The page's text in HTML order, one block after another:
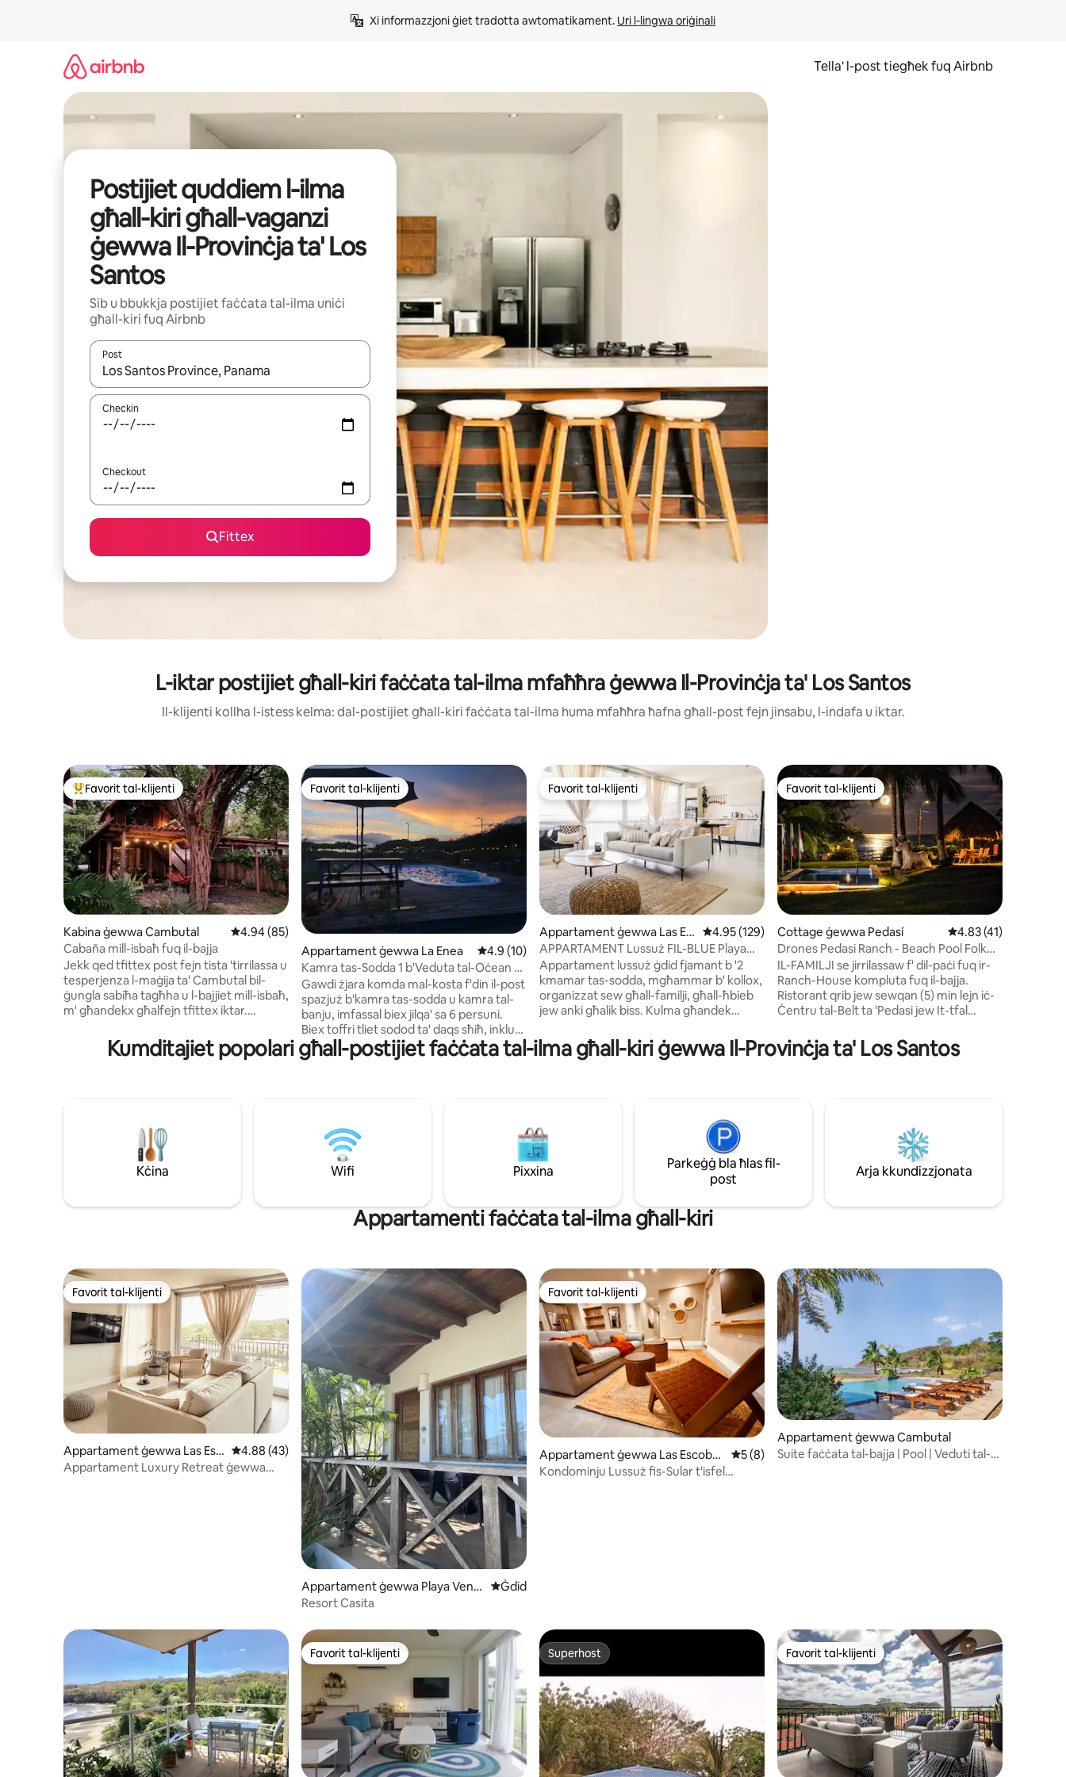
Xi informazzjoni ġiet tradotta awtomatikament. Uri l-lingwa oriġinali
Tella' l-post tiegħek fuq Airbnb
Postijiet quddiem l-ilma
għall-kiri għall-vaganzi
ġewwa Il-Provinċja ta' Los
Santos
Sib u bbukkja postijiet faċċata tal-ilma uniċi
għall-kiri fuq Airbnb
Post
Meta r-riżultati jkunu disponibbli, tista' tmur minn riżultat għall-ieħor bil-buttuni tal-vleġeġ 'il fuq jew 'l isfel jew billi tmiss u tmexxi subgħajk fuq l-iskrin.
Checkin
Checkout
Fittex
L-iktar postijiet għall-kiri faċċata tal-ilma mfaħħra ġewwa Il-Provinċja ta' Los Santos
Il-klijenti kollha l-istess kelma: dal-postijiet għall-kiri faċċata tal-ilma huma mfaħħra ħafna għall-post fejn jinsabu, l-indafa u iktar.
Wieħed mill-aqwa favoriti tal-klijenti
Favorit tal-klijenti
Kabina ġewwa Cambutal Rating medju ta' 4.94 minn 5, skont dan-numru ta' reviews: 85
4.94 (85)
Cabaña mill-isbaħ fuq il-bajja
Jekk qed tfittex post fejn tista 'tirrilassa u
tesperjenza l-maġija ta' Cambutal bil-
ġungla sabiħa tagħha u l-bajjiet mill-isbaħ,
m' għandekx għalfejn tfittex iktar.
mill-aqwa bajjiet għall-għawm madwar,
dan il-kabaña tal-injam rustiku għandu
fl-oċean sħun, jew ipprova attivitajiet
eċċitanti oħra, bħal irkib taż-żwiemel,
hiking, yoga, surfing, għadis u snorkelling.
Favorit tal-klijenti
Favorit tal-klijenti
Appartament ġewwa La Enea Rating medju ta' 4.9 minn 5, skont dan-numru ta' reviews: 10
4.9 (10)
Kamra tas-Sodda 1 b'Veduta tal-Oċean 1
Kamra tal-Banju | 3 Sodod Sħaħ | 6
Postijiet fejn Torqod
Gawdi żjara komda mal-kosta f'din il-post
spazjuż b'kamra tas-sodda u kamra tal-
banju, imfassal biex jilqa' sa 6 persuni.
Biex toffri tliet sodod ta' daqs sħiħ, inkluż
sodda fuq xulxin personalizzata b'żewġ
saqqijiet ta' daqs sħiħ, hija perfetta għall-
dawriet bid-dgħajjes u ħajja trankwilla
ħdejn il-baħar b'kumdità moderna.
Irrilassa mal-familja kollha f' dal-post fejn
toqgħod għall-kwiet.
Favorit tal-klijenti
Favorit tal-klijenti
Appartament ġewwa Las Es
cobas del Venado
Rating medju ta' 4.95 minn 5, skont dan-numru ta' reviews: 129
4.95 (129)
APPARTAMENT Lussuż FIL-BLUE Playa
Venao B-32
Appartament lussuż ġdid fjamant b '2
kmamar tas-sodda, mgħammar b' kollox,
organizzat sew għall-familji, għall-ħbieb
jew anki għalik biss. Kulma għandek
kulma għandek bżonn tagħmel huwa li
ġġib il-ħwejjeġ u l-enerġija tajba miegħek
ħwienet, supermarket, skejjel tas-
surfing, ċentri tal-yoga u l-benesseri,
irkib taż-żwiemel, ATM u stazzjon tal-
petrol.
Favorit tal-klijenti
Favorit tal-klijenti
Cottage ġewwa Pedasí Rating medju ta'
4.83 (41)
Drones Pedasi Ranch - Beach Pool Folk
Fest Fishing
IL-FAMILJI se jirrilassaw f' dil-paċi fuq ir-
Ranch-House kompluta fuq il-bajja.
Ristorant qrib jew sewqan (5) min lejn iċ-
Ċentru tal-Belt ta 'Pedasi jew It-tfal
qrib is-sodda King Size, bit-TV u l-kanal ta
'Disney fil-kamra ewlenija spazjuża. Żewġ
rilassanti tal-Oċean u d-deżert. Staqsina
dwar ġiti lejn Isla Iguana, vjaġġ tas-sajd
jew irkib lura taż-żiemel.
Kumditajiet popolari għall-postijiet faċċata tal-ilma għall-kiri ġewwa Il-Provinċja ta' Los Santos
Kċina Wifi Pixxina
Parkeġġ bla ħlas fil-
post
Arja kkundizzjonata
Appartamenti faċċata tal-ilma għall-kiri
Favorit tal-klijenti
Favorit tal-klijenti
Appartament ġewwa Las Esc
obas del Venado
Rating medju ta' 4.88 minn 5, skont dan-numru ta' reviews: 43
4.88 (43)
Appartament Luxury Retreat ġewwa
Appartament ġewwa Playa Vena
o
Post ġdid fejn toqgħod
Ġdid
Resort Casita
Favorit tal-klijenti
Favorit tal-klijenti
Appartament ġewwa Las Escobas
del Venado
Rating medju ta' 5 minn 5, skont dan-numru ta' reviews: 8
5 (8)
Kondominju Lussuż fis-Sular t'isfel
Appartament ġewwa Cambutal
Suite faċċata tal-bajja | Pool | Veduti tal-
Favorit tal-klijenti
Favorit tal-klijenti Superhost
Superhost Favorit tal-klijenti
Favorit tal-klijenti